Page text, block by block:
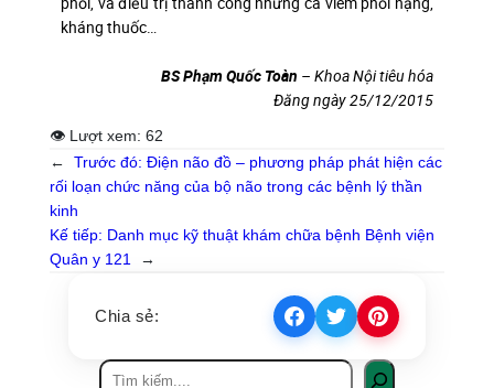
kháng thuốc…
BS Phạm Quốc Toàn – Khoa Nội tiêu hóa
Đăng ngày 25/12/2015
👁 Lượt xem: 62
←
Trước đó: Điện não đồ – phương pháp phát hiện các
rối loạn chức năng của bộ não trong các bệnh lý thần
kinh
Kế tiếp: Danh mục kỹ thuật khám chữa bệnh Bệnh viện
Quân y 121
→
Chia sẻ: